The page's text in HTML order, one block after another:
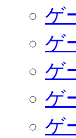
ゲ
ゲ
ゲ
ゲ
ゲ